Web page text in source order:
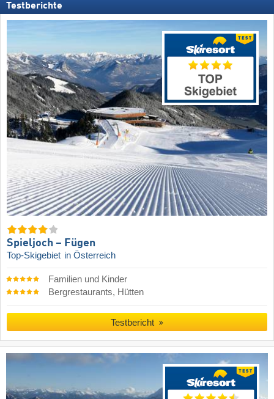
Testberichte
Spieljoch – Fügen
Top-Skigebiet in Österreich
Familien und Kinder
Bergrestaurants, Hütten
Testbericht